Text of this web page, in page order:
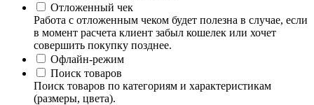
Отложенный чек
Работа с отложенным чеком будет полезна в случае, если
в момент расчета клиент забыл кошелек или хочет
совершить покупку позднее.
Офлайн-режим
Поиск товаров
Поиск товаров по категориям и характеристикам
(размеры, цвета).